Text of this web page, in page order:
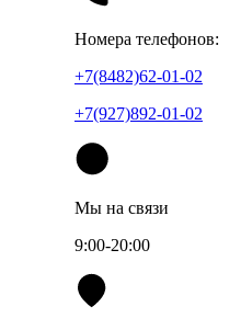
Номера телефонов:
+7(8482)62-01-02
+7(927)892-01-02
Мы на связи
9:00-20:00